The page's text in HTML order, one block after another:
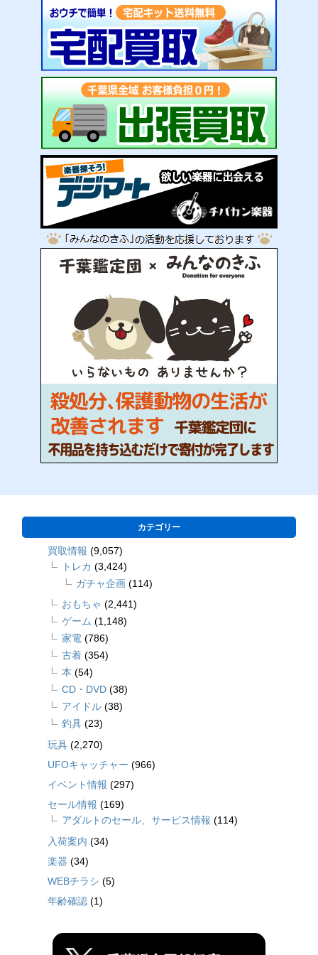
カテゴリー
買取情報 (9,057)
トレカ (3,424)
ガチャ企画 (114)
おもちゃ (2,441)
ゲーム (1,148)
家電 (786)
古着 (354)
本 (54)
CD・DVD (38)
アイドル (38)
釣具 (23)
玩具 (2,270)
UFOキャッチャー (966)
イベント情報 (297)
セール情報 (169)
アダルトのセール、サービス情報 (114)
入荷案内 (34)
楽器 (34)
WEBチラシ (5)
年齢確認 (1)